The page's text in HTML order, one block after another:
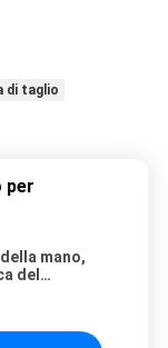
di taglio
per
mano,
del